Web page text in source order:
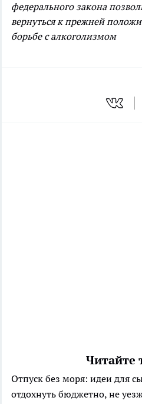
федерального закона
вернуться к прежней
борьбе с алкоголизмом
Читайте
Отпуск без моря: идеи для
отдохнуть бюджетно, не